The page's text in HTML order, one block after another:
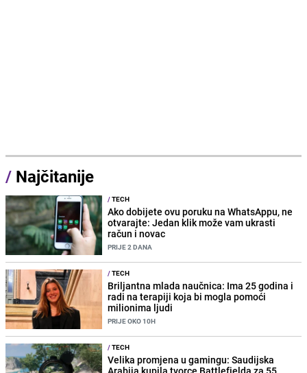
/ Najčitanije
/TECH
Ako dobijete ovu poruku na WhatsAppu, ne
otvarajte: Jedan klik može vam ukrasti
račun i novac
PRIJE 2 DANA
/TECH
Briljantna mlada naučnica: Ima 25 godina i
radi na terapiji koja bi mogla pomoći
milionima ljudi
PRIJE OKO 10H
/TECH
Velika promjena u gamingu: Saudijska